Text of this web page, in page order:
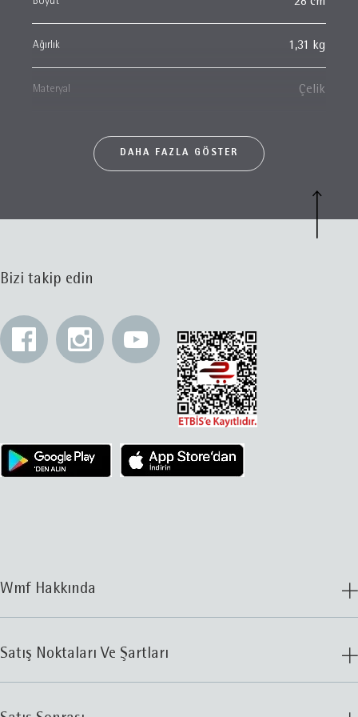
Ağırlık 1,31 kg
Materyal Çelik
DAHA FAZLA GÖSTER
Bizi takip edin
Wmf Hakkında
Satış Noktaları Ve Şartları